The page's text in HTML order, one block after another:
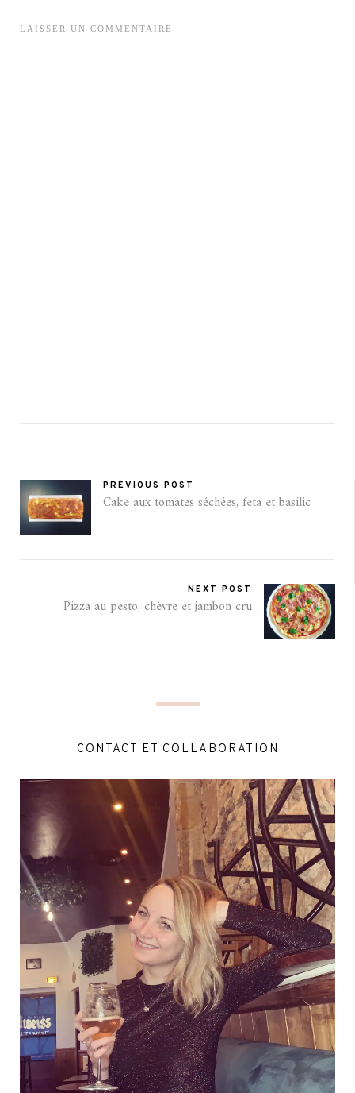
LAISSER UN COMMENTAIRE
PREVIOUS POST
Cake aux tomates séchées, feta et basilic
NEXT POST
Pizza au pesto, chèvre et jambon cru
CONTACT ET COLLABORATION